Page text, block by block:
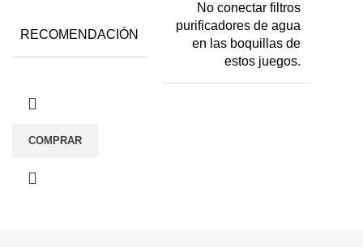
RECOMENDACIÓN
No conectar filtros
purificadores de agua
en las boquillas de
estos juegos.
COMPRAR